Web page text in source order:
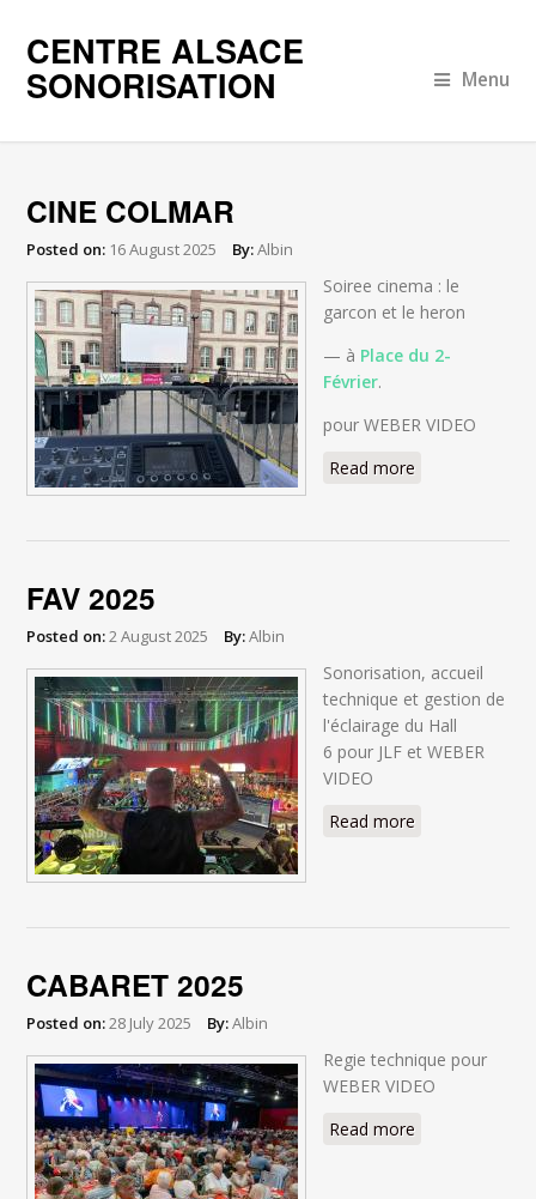
CENTRE ALSACE
SONORISATION Menu
CINE COLMAR
Posted on: 16 August 2025 By:Albin
Soiree cinema : le
garcon et le heron
— à Place du 2-
Février.
pour WEBER VIDEO
Read more
FAV 2025
Posted on:2 August 2025 By:Albin
Sonorisation, accueil
technique et gestion de
l'éclairage du Hall
6 pour JLF et WEBER
VIDEO
Read more
CABARET 2025
Posted on:28 July 2025 By:Albin
Regie technique pour
WEBER VIDEO
Read more